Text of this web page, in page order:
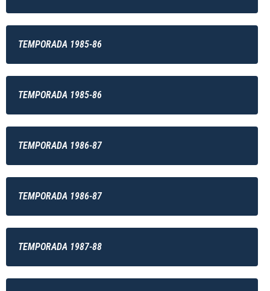
TEMPORADA 1985-86
TEMPORADA 1985-86
TEMPORADA 1986-87
TEMPORADA 1986-87
TEMPORADA 1987-88